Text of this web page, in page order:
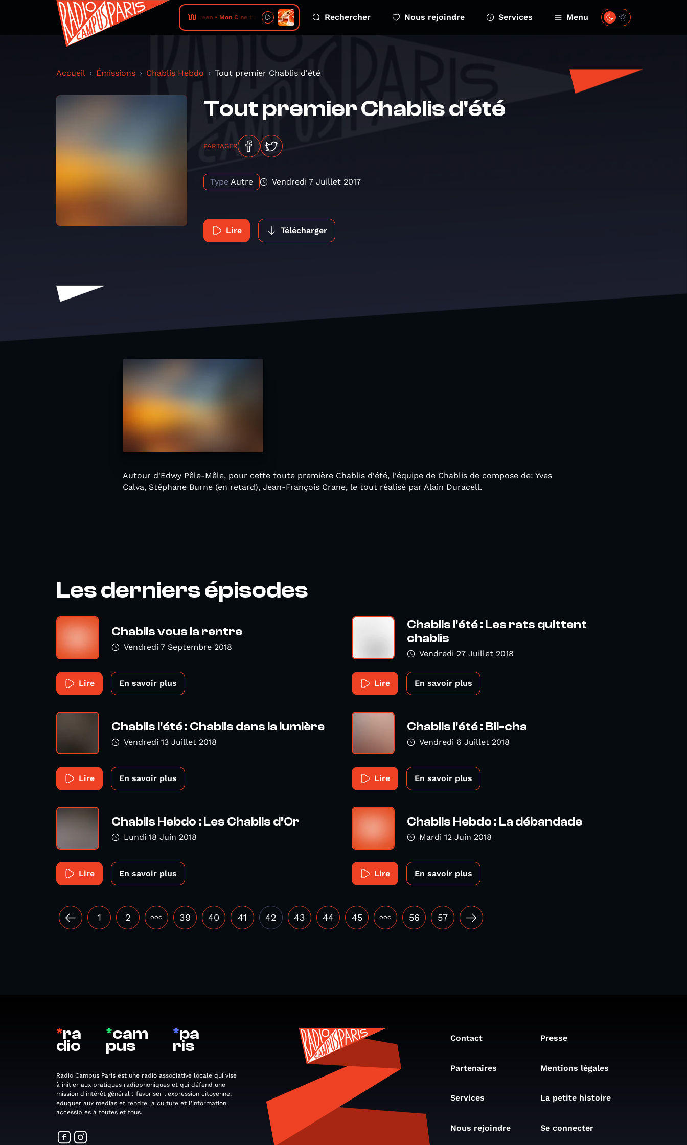
Maureen • Mon C ne t'appartient pas Rechercher Nous rejoindre Services Menu
Accueil Émissions Chablis Hebdo Tout premier Chablis d'été
Tout premier Chablis d'été
PARTAGER
Type Autre Vendredi 7 Juillet 2017
Lire Télécharger
Autour d'Edwy Pêle-Mêle, pour cette toute première Chablis d'été, l'équipe de Chablis de compose de: Yves
Calva, Stéphane Burne (en retard), Jean-François Crane, le tout réalisé par Alain Duracell.
Les derniers épisodes
Chablis vous la rentre
Vendredi 7 Septembre 2018
Lire En savoir plus
Chablis l'été : Les rats quittent
chablis
Vendredi 27 Juillet 2018
Lire En savoir plus
Chablis l'été : Chablis dans la lumière
Vendredi 13 Juillet 2018
Lire En savoir plus
Chablis l'été : Bli-cha
Vendredi 6 Juillet 2018
Lire En savoir plus
Chablis Hebdo : Les Chablis d’Or
Lundi 18 Juin 2018
Lire En savoir plus
Chablis Hebdo : La débandade
Mardi 12 Juin 2018
Lire En savoir plus
1 2 ••• 39 40 41 42 43 44 45 ••• 56 57
*ra
dio
*cam
pus
*pa
ris
Radio Campus Paris est une radio associative locale qui vise
à initier aux pratiques radiophoniques et qui défend une
mission d'intérêt général : favoriser l'expression citoyenne,
éduquer aux médias et rendre la culture et l'information
accessibles à toutes et tous.
Contact Presse
Partenaires Mentions légales
Services La petite histoire
Nous rejoindre Se connecter